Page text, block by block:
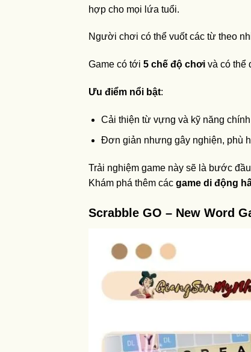
hợp cho mọi lứa tuổi.
Người chơi có thể vuốt các từ theo
Game có tới 5 chế độ chơi và có thể
Ưu điểm nổi bật:
Cải thiện từ vựng và kỹ năng chính
Đơn giản nhưng gây nghiện, phù
Trải nghiệm game này sẽ là bước
Khám phá thêm các game di động
Scrabble GO – New Word